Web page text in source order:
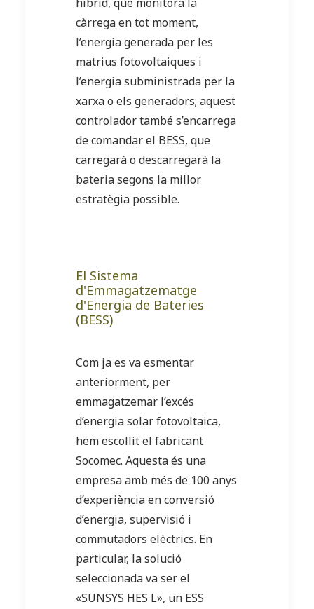
càrrega en tot moment,
l’energia generada per les
matrius fotovoltaiques i
l’energia subministrada per la
xarxa o els generadors; aquest
controlador també s’encarrega
de comandar el BESS, que
carregarà o descarregarà la
bateria segons la millor
estratègia possible.
El Sistema
d'Emmagatzematge
d'Energia de Bateries
(BESS)
Com ja es va esmentar
anteriorment, per
emmagatzemar l’excés
d’energia solar fotovoltaica,
hem escollit el fabricant
Socomec. Aquesta és una
empresa amb més de 100 anys
d’experiència en conversió
d’energia, supervisió i
commutadors elèctrics. En
particular, la solució
seleccionada va ser el
«SUNSYS HES L», un ESS